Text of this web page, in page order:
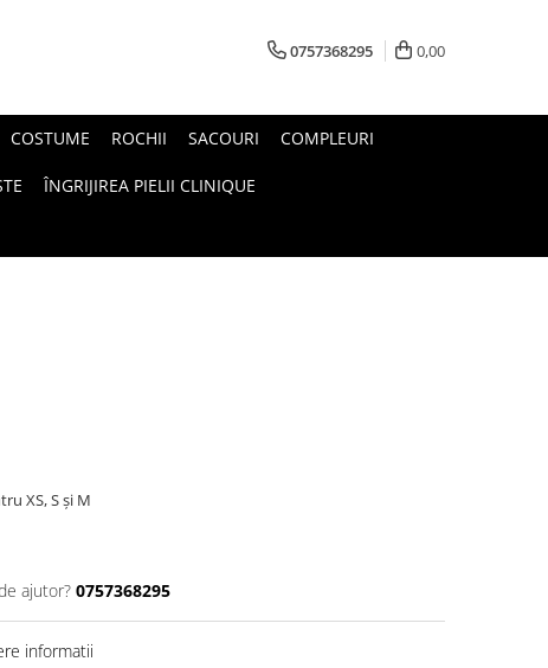
0757368295 0,00
COSTUME ROCHII SACOURI COMPLEURI
ÎNGRIJIREA PIELII CLINIQUE
XS, S și M
ajutor? 0757368295
informatii